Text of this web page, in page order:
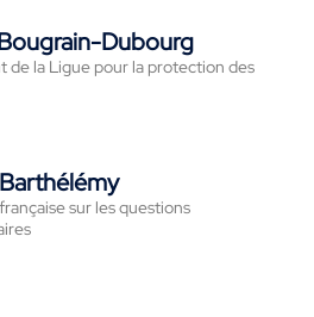
Dubourg
de la Ligue pour la protection des
sur les questions